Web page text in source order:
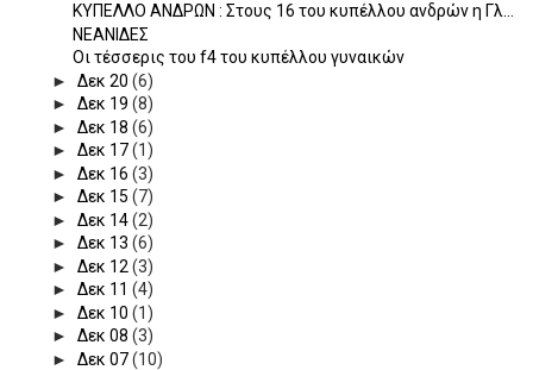
KYΠΕΛΛΟ ΑΝΔΡΩΝ : Στους 16 του κυπέλλου ανδρών η Γλ...
ΝΕΑΝΙΔΕΣ
Οι τέσσερις του f4 του κυπέλλου γυναικών
► Δεκ 20 (6)
► Δεκ 19 (8)
► Δεκ 18 (6)
► Δεκ 17(1)
► Δεκ 16 (3)
► Δεκ 15 (7)
► Δεκ 14(2)
► Δεκ 13 (6)
► Δεκ 12 (3)
► Δεκ 11 (4)
► Δεκ 10 (1)
► Δεκ 08 (3)
► Δεκ 07(10)